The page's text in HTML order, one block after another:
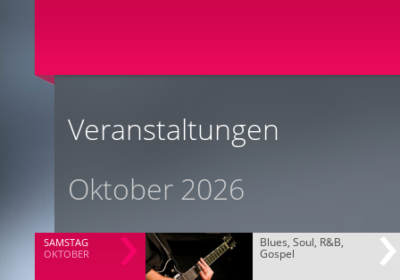
Veranstaltungen
Oktober 2026
SAMSTAG
OKTOBER
Blues, Soul, R&B,
Gospel